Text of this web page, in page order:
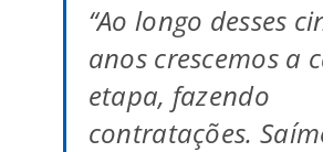
“Ao longo desses
anos crescemos a
etapa, fazendo
contratações.